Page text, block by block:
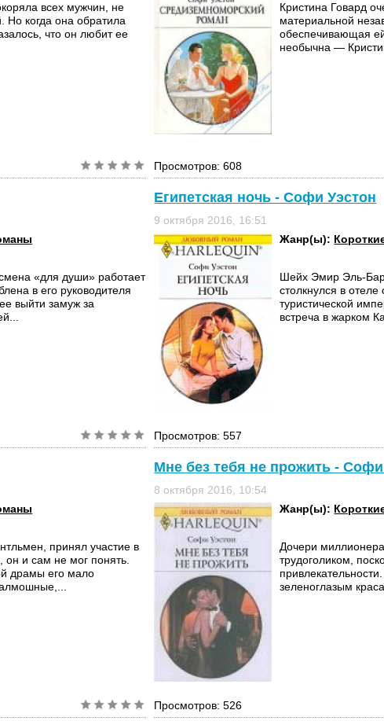
всех мужчин, не
Но когда она обратила
что он любит ее
Кристина Говард
материальной
обеспечивающая
необычна —
Просмотров: 608
«для души» работает
в его руководителя
выйти замуж за
Египетская ночь - Софи Уэстон
9 октября 2016, 16:51
Жанр(ы):
Шейх Эмир Эль-
столкнулся в
туристической
встреча в жарком
Просмотров: 557
принял участие в
он и сам не мог понять.
драмы его мало
Мне без тебя не прожить - Софи
8 октября 2016, 10:54
Жанр(ы):
Дочери
трудоголиком,
зеленоглазым
Просмотров: 526